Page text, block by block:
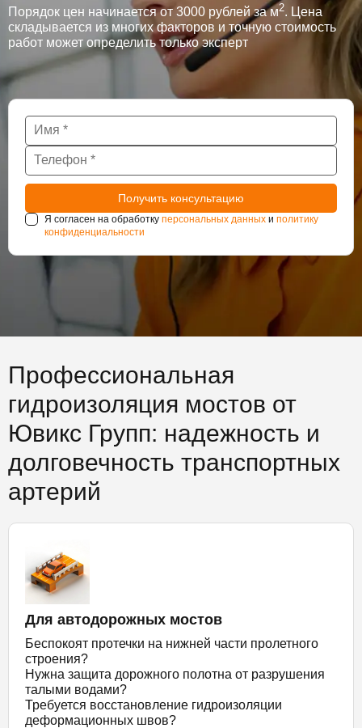
Порядок цен начинается от 3000 рублей за м2. Цена
складывается из многих факторов и точную стоимость
работ может определить только эксперт
Я согласен на обработку персональных данных и политику
конфиденциальности
Профессиональная
гидроизоляция мостов от
Ювикс Групп: надежность и
долговечность транспортных
артерий
Для автодорожных мостов
Беспокоят протечки на нижней части пролетного
строения?
Нужна защита дорожного полотна от разрушения
талыми водами?
Требуется восстановление гидроизоляции
деформационных швов?